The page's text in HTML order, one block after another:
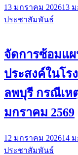
13 มกราคม 202613
ประชาสัมพันธ์
จัดการซ้อมแ
ประสงค์ในโ
ลพบุรี กรณีเห
มกราคม 2569
12 มกราคม 202614
ประชาสัมพันธ์